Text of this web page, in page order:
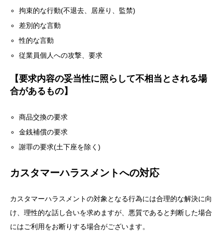
拘束的な行動(不退去、居座り、監禁)
差別的な言動
性的な言動
従業員個人への攻撃、要求
【要求内容の妥当性に照らして不相当とされる場
合があるもの】
商品交換の要求
金銭補償の要求
謝罪の要求(土下座を除く)
カスタマーハラスメントへの対応
カスタマーハラスメントの対象となる行為には合理的な解決に向
け、理性的な話し合いを求めますが、悪質であると判断した場合
にはご利用をお断りする場合がございます。